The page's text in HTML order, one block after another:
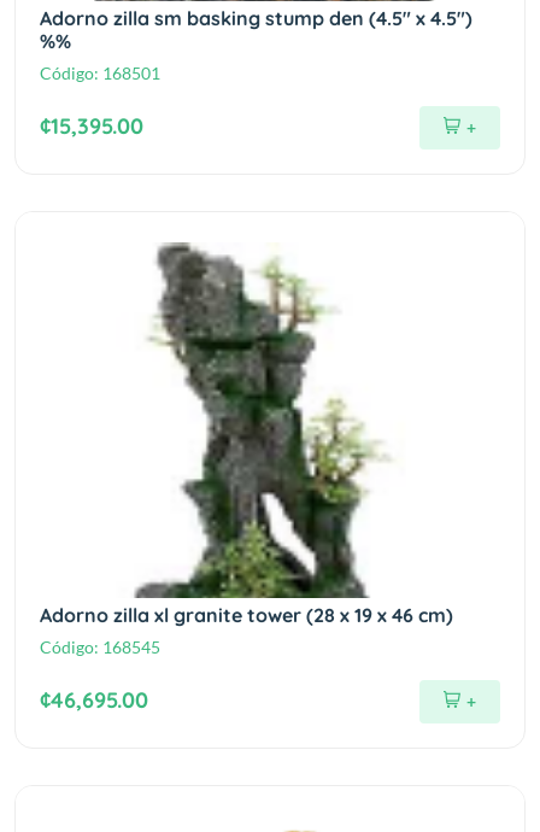
Adorno zilla sm basking stump den (4.5" x 4.5")
%%
Código: 168501
¢15,395.00 +
Adorno zilla xl granite tower (28 x 19 x 46 cm)
Código: 168545
¢46,695.00 +